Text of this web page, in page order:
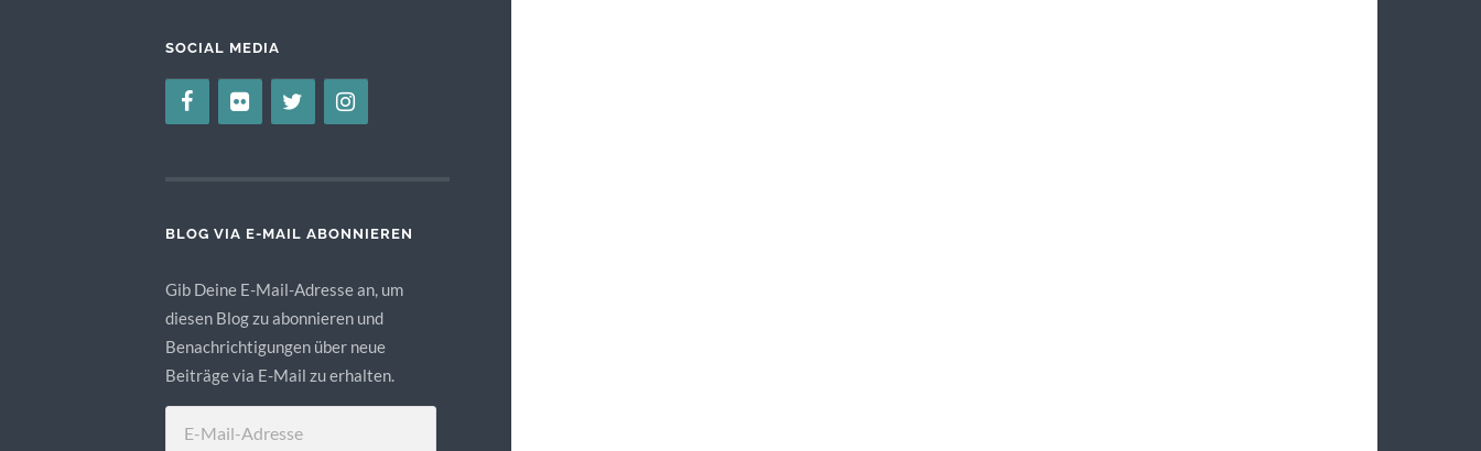
SOCIAL MEDIA
BLOG VIA E-MAIL ABONNIEREN
Gib Deine E-Mail-Adresse an, um
diesen Blog zu abonnieren und
Benachrichtigungen über neue
Beiträge via E-Mail zu erhalten.
MAIL-